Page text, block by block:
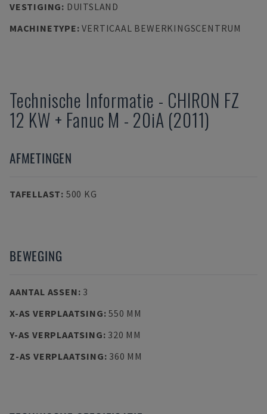
VESTIGING: DUITSLAND
MACHINETYPE:VERTICAAL BEWERKINGSCENTRUM
Technische Informatie - CHIRON FZ
12 KW + Fanuc M - 20iA (2011)
AFMETINGEN
TAFELLAST: 500 KG
BEWEGING
AANTAL ASSEN: 3
X-AS VERPLAATSING:550 MM
Y-AS VERPLAATSING: 320 MM
Z-AS VERPLAATSING: 360 MM